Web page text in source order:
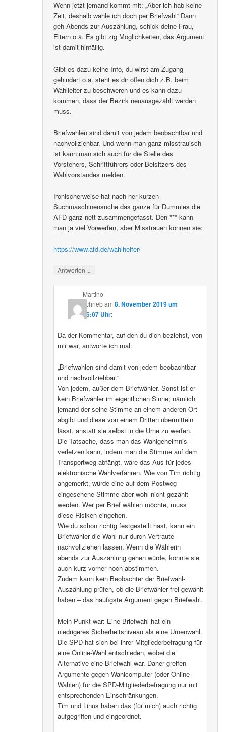
Wenn jetzt jemand kommt mit: „Aber ich hab keine
Zeit, deshalb wähle ich doch per Briefwahl“ Dann
geh Abends zur Auszählung, schick deine Frau,
Eltern o.ä. Es gibt zig Möglichkeiten, das Argument
ist damit hinfällig.
Gibt es dazu keine Info, du wirst am Zugang
gehindert o.ä. steht es dir offen dich z.B. beim
Wahlleiter zu beschweren und es kann dazu
kommen, dass der Bezirk neuausgezählt werden
muss.
Briefwahlen sind damit von jedem beobachtbar und
nachvollziehbar. Und wenn man ganz misstrauisch
ist kann man sich auch für die Stelle des
Vorstehers, Schriftführers oder Beisitzers des
Wahlvorstandes melden.
Ironischerweise hat nach ner kurzen
Suchmaschinensuche das ganze für Dummies die
AFD ganz nett zusammengefasst. Den *** kann
man ja viel Vorwerfen, aber Misstrauen können sie:
https://www.afd.de/wahlhelfer/
Antworten ↓
Martino
schriebam 8. November 2019 um
15:07 Uhr:
Da der Kommentar, auf den du dich beziehst, von
mir war, antworte ich mal:
„Briefwahlen sind damit von jedem beobachtbar
und nachvollziehbar.“
Von jedem, außer dem Briefwähler. Sonst ist er
kein Briefwähler im eigentlichen Sinne; nämlich
jemand der seine Stimme an einem anderen Ort
abgibt und diese von einem Dritten übermitteln
lässt, anstatt sie selbst in die Urne zu werfen.
Die Tatsache, dass man das Wahlgeheimnis
verletzen kann, indem man die Stimme auf dem
Transportweg abfängt, wäre das Aus für jedes
elektronische Wahlverfahren. Wie von Tim richtig
angemerkt, würde eine auf dem Postweg
eingesehene Stimme aber wohl nicht gezählt
werden. Wer per Brief wählen möchte, muss
diese Risiken eingehen.
Wie du schon richtig festgestellt hast, kann ein
Briefwähler die Wahl nur durch Vertraute
nachvollziehen lassen. Wenn die Wählerin
abends zur Auszählung gehen würde, könnte sie
auch kurz vorher noch abstimmen.
Zudem kann kein Beobachter der Briefwahl-
Auszählung prüfen, ob die Briefwähler frei gewählt
haben – das häufigste Argument gegen Briefwahl.
Mein Punkt war: Eine Briefwahl hat ein
niedrigeres Sicherheitsniveau als eine Urnenwahl.
Die SPD hat sich bei ihrer Mitgliederbefragung für
eine Online-Wahl entschieden, wobei die
Alternative eine Briefwahl war. Daher greifen
Argumente gegen Wahlcomputer (oder Online-
Wahlen) für die SPD-Mitgliederbefragung nur mit
entsprechenden Einschränkungen.
Tim und Linus haben das (für mich) auch richtig
aufgegriffen und eingeordnet.